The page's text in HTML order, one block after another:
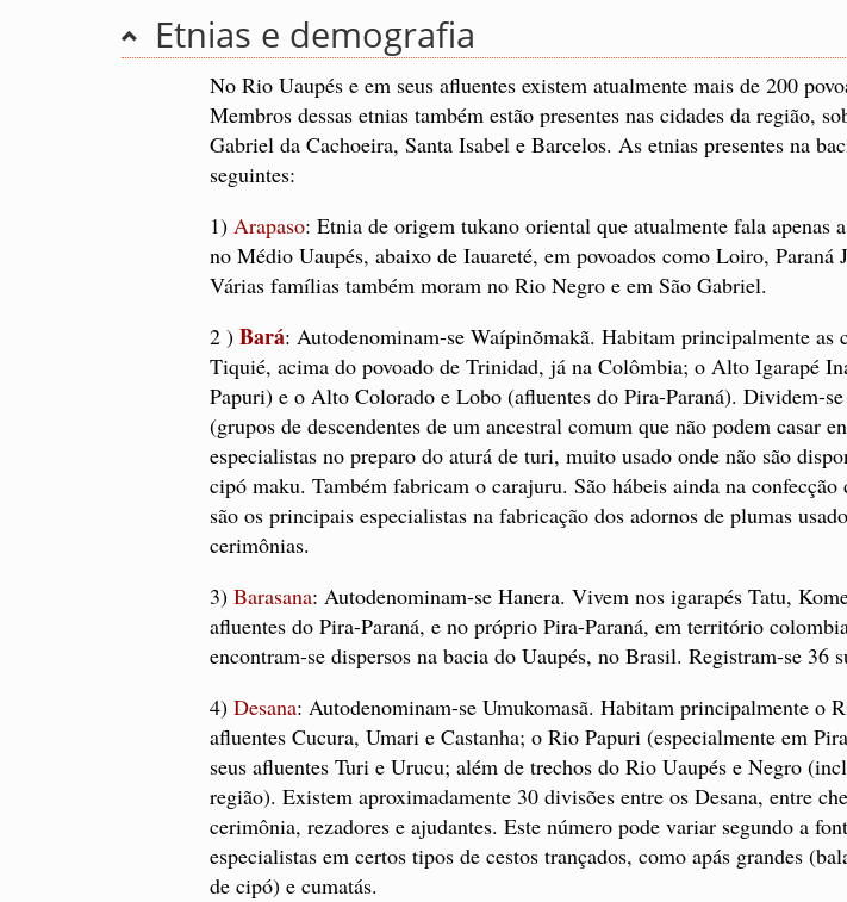
Etnias e demografia
No Rio Uaupés e em seus afluentes existem atualmente mais de 200
Membros dessas etnias também estão presentes nas cidades da região,
Gabriel da Cachoeira, Santa Isabel e Barcelos. As etnias presentes na
seguintes:
1) Arapaso: Etnia de origem tukano oriental que atualmente fala apenas
no Médio Uaupés, abaixo de Iauareté, em povoados como Loiro, Paraná
Várias famílias também moram no Rio Negro e em São Gabriel.
2 ) Bará: Autodenominam-se Waípinõmakã. Habitam principalmente as
Tiquié, acima do povoado de Trinidad, já na Colômbia; o Alto Igarapé
Papuri) e o Alto Colorado e Lobo (afluentes do Pira-Paraná). Dividem-
(grupos de descendentes de um ancestral comum que não podem casar
especialistas no preparo do aturá de turi, muito usado onde não são
cipó maku. Também fabricam o carajuru. São hábeis ainda na confecção
são os principais especialistas na fabricação dos adornos de plumas
cerimônias.
3) Barasana: Autodenominam-se Hanera. Vivem nos igarapés Tatu,
afluentes do Pira-Paraná, e no próprio Pira-Paraná, em território
encontram-se dispersos na bacia do Uaupés, no Brasil. Registram-se 36
4) Desana: Autodenominam-se Umukomasã. Habitam principalmente o
afluentes Cucura, Umari e Castanha; o Rio Papuri (especialmente em
seus afluentes Turi e Urucu; além de trechos do Rio Uaupés e Negro
região). Existem aproximadamente 30 divisões entre os Desana, entre
cerimônia, rezadores e ajudantes. Este número pode variar segundo a
especialistas em certos tipos de cestos trançados, como apás grandes
de cipó) e cumatás.